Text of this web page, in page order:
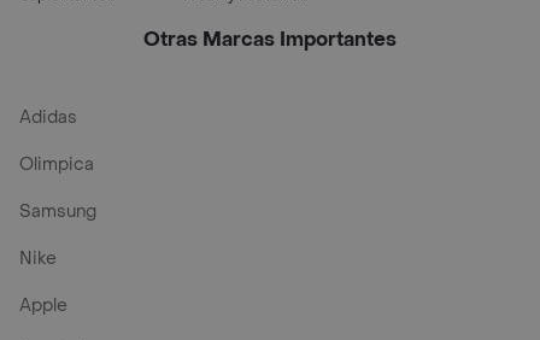
Otras Marcas Importantes
Adidas
Olimpica
Samsung
Nike
Apple